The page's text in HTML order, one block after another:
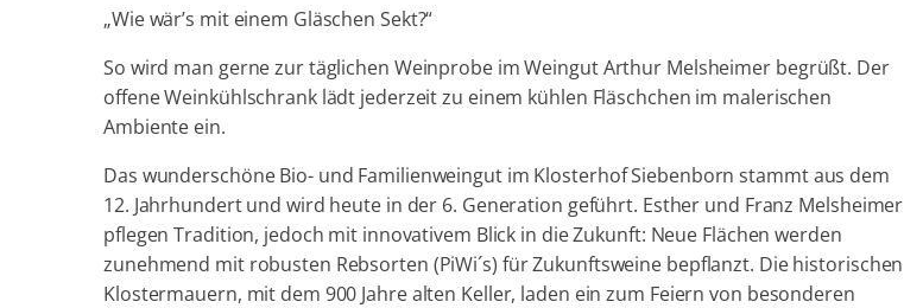
„Wie wär’s mit einem Gläschen Sekt?“
So wird man gerne zur täglichen Weinprobe im Weingut Arthur Melsheimer begrüßt. Der
offene Weinkühlschrank lädt jederzeit zu einem kühlen Fläschchen im malerischen
Ambiente ein.
Das wunderschöne Bio- und Familienweingut im Klosterhof Siebenborn stammt aus dem
12. Jahrhundert und wird heute in der 6. Generation geführt. Esther und Franz Melsheimer
pflegen Tradition, jedoch mit innovativem Blick in die Zukunft: Neue Flächen werden
zunehmend mit robusten Rebsorten (PiWi´s) für Zukunftsweine bepflanzt. Die historischen
Klostermauern, mit dem 900 Jahre alten Keller, laden ein zum Feiern von besonderen